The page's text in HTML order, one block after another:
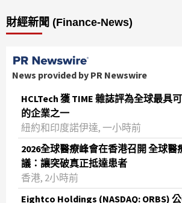
財經新聞 (Finance-News)
News provided by PR Newswire
HCLTech 獲 TIME 雜誌評為全球最具
的企業之一
紐約和印度諾伊達, 一小時前
2026全球醫療峰會在香港召開 全球醫
議：讓突破真正抵達患者
香港, 2小時前
Eightco Holdings (NASDAQ: ORBS)